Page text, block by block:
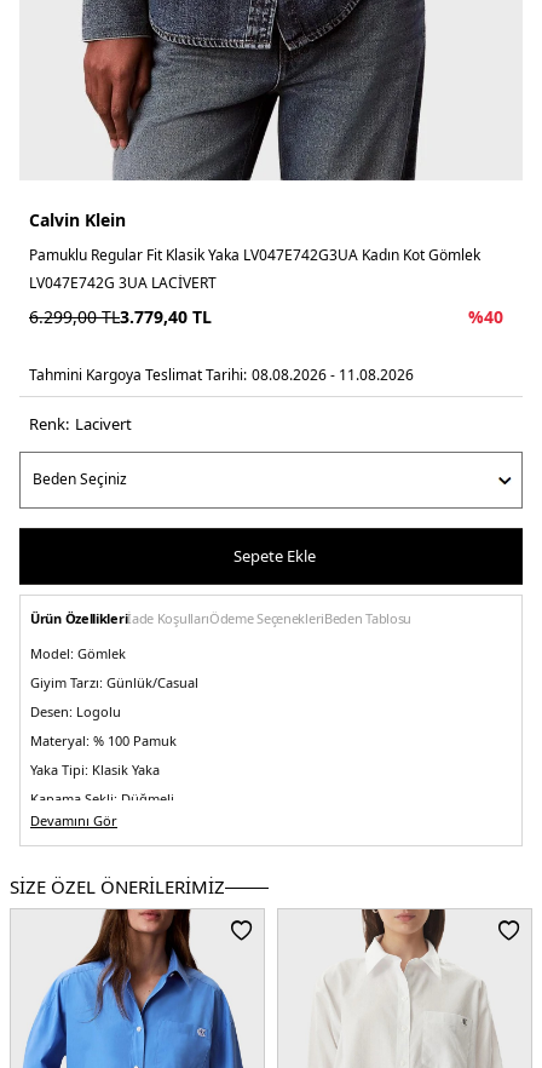
Calvin Klein
Pamuklu Regular Fit Klasik Yaka LV047E742G3UA Kadın Kot Gömlek
LV047E742G 3UA LACİVERT
6.299,00TL3.779,40 TL %40
Tahmini Kargoya Teslimat Tarihi: 08.08.2026 - 11.08.2026
Renk: laci̇vert
Sepete Ekle
Ürün Özellikleriİade KoşullarıÖdeme SeçenekleriBeden Tablosu
Model: Gömlek
Giyim Tarzı: Günlük/Casual
Desen: Logolu
Materyal: % 100 Pamuk
Yaka Tipi: Klasik Yaka
Kapama Şekli: Düğmeli
Kol Tipi:Uzun Kol
Kumaş Tipi:Denim
Boy:Standart
Kalıp Bilgisi:Regular Fit
Yaş Grubu:Yetişkin
Menşei:
Bangladeş
5DE2LV047E742G3UA.12
Devamını Gör
SİZE ÖZEL ÖNERİLERİMİZ